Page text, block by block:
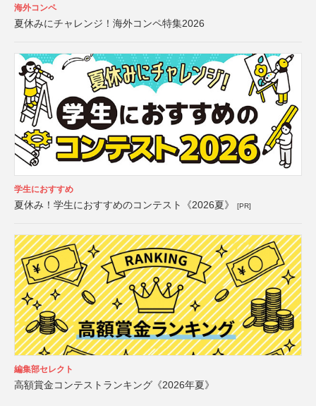
海外コンペ
夏休みにチャレンジ！海外コンペ特集2026
学生におすすめ
夏休み！学生におすすめのコンテスト《2026夏》 [PR]
編集部セレクト
高額賞金コンテストランキング《2026年夏》